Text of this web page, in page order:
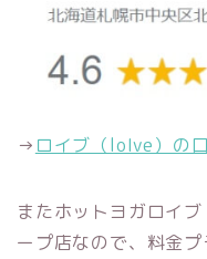
→ ロイブ（loIve）の
またホットヨガロイ
ープ店なので、料金